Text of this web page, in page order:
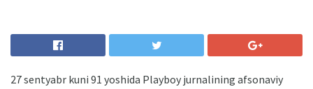
27 sentyabr kuni 91 yoshida Playboy jurnalining afsonaviy